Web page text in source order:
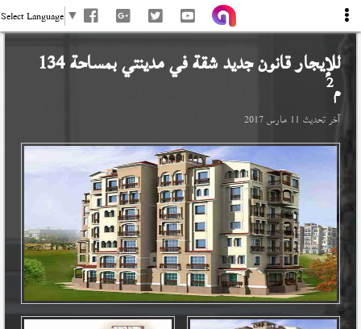
Select Language ▼
للإيجار قانون جديد شقة فيمدينتي بمساحة 134
م2
آخر تحديث 11 مارس 2017